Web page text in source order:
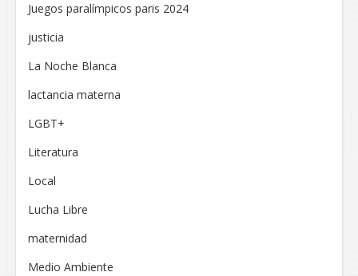
Juegos paralímpicos paris 2024
justicia
La Noche Blanca
lactancia materna
LGBT+
Literatura
Local
Lucha Libre
maternidad
Medio Ambiente